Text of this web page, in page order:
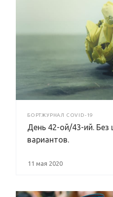
БОРТЖУРНАЛ COVID-19
День 42-ой/43-ий. Без
вариантов.
11 мая 2020